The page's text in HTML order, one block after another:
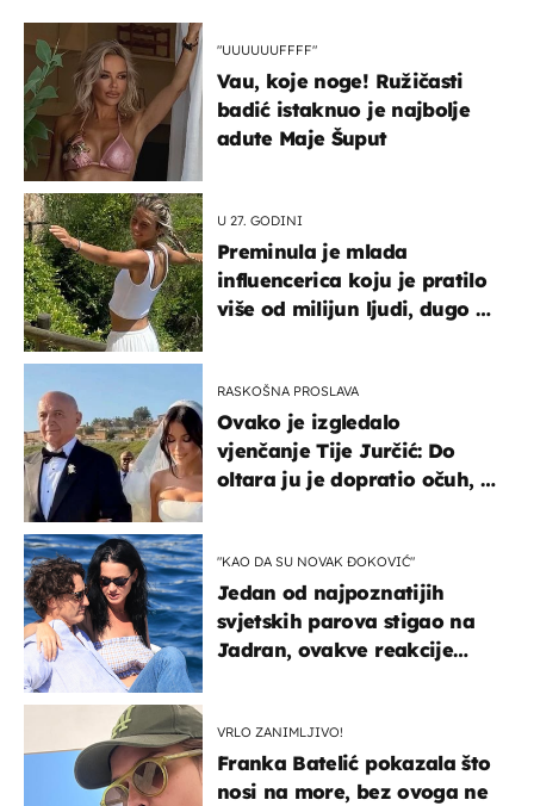
"UUUUUUFFFF"
Vau, koje noge! Ružičasti
badić istaknuo je najbolje
adute Maje Šuput
U 27. GODINI
Preminula je mlada
influencerica koju je pratilo
više od milijun ljudi, dugo se
RASKOŠNA PROSLAVA
Ovako je izgledalo
vjenčanje Tije Jurčić: Do
oltara ju je dopratio očuh, a
"KAO DA SU NOVAK ĐOKOVIĆ"
Jedan od najpoznatijih
svjetskih parova stigao na
Jadran, ovakve reakcije
VRLO ZANIMLJIVO!
Franka Batelić pokazala što
nosi na more, bez ovoga ne